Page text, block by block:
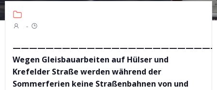
-
Wegen Gleisbauarbeiten auf Hülser und
Krefelder Straße werden während der
Sommerferien keine Straßenbahnen von und